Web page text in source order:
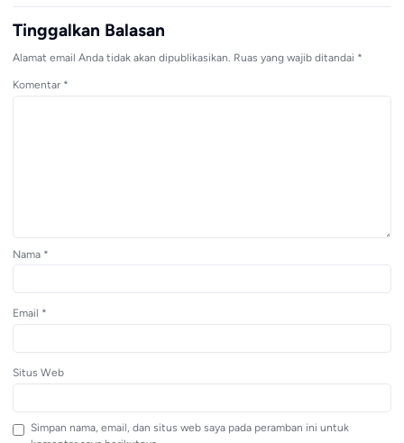
Tinggalkan Balasan
Alamat email Anda tidak akan dipublikasikan. Ruas yang wajib ditandai *
Komentar *
Nama *
Email *
Situs Web
Simpan nama, email, dan situs web saya pada peramban ini untuk